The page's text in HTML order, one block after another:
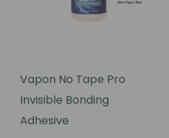
Vapon No Tape Pro
Invisible Bonding
Adhesive